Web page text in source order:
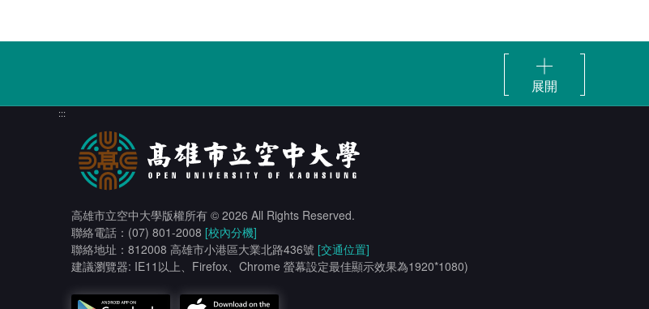
展開
:::
高雄市立空中大學版權所有 © 2026 All Rights Reserved.
聯絡電話：(07) 801-2008 [校內分機]
聯絡地址：812008 高雄市小港區大業北路436號 [交通位置]
建議瀏覽器: IE11以上、Firefox、Chrome 螢幕設定最佳顯示效果為1920*1080)